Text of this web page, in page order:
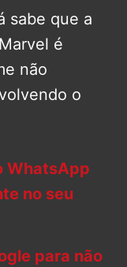
sabe que a
é
não
o
WhatsApp
no seu
para não